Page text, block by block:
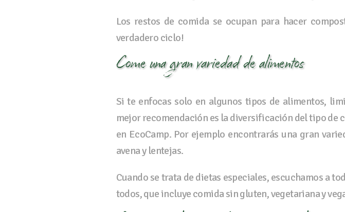
Los restos de comida se ocupan para hacer
verdadero ciclo!
Come una gran variedad de alimentos
Si te enfocas solo en algunos tipos de alimentos,
mejor recomendación es la diversificación del tipo de
en EcoCamp. Por ejemplo encontrarás una gran
avena y lentejas.
Cuando se trata de dietas especiales, escuchamos a
todos, que incluye comida sin gluten, vegetariana y